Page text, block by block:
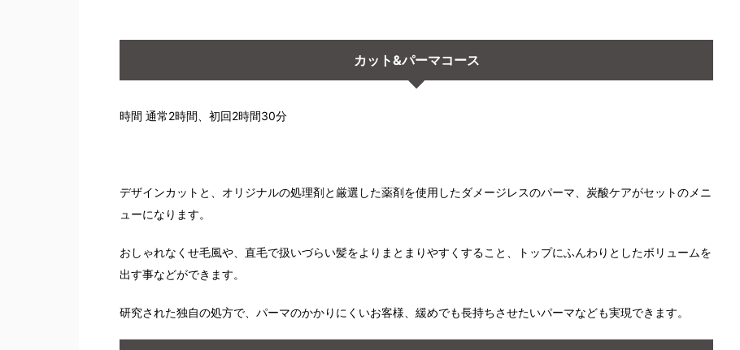
カット&パーマコース
時間 通常2時間、初回2時間30分
デザインカットと、オリジナルの処理剤と厳選した薬剤を使用したダメージレスのパーマ、炭酸ケアがセットのメニ
ューになります。
おしゃれなくせ毛風や、直毛で扱いづらい髪をよりまとまりやすくすること、トップにふんわりとしたボリュームを
出す事などができます。
研究された独自の処方で、パーマのかかりにくいお客様、緩めでも長持ちさせたいパーマなども実現できます。